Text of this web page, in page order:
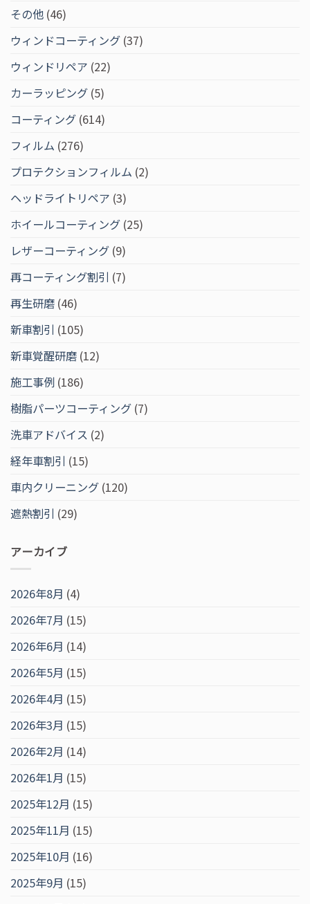
その他 (46)
ウィンドコーティング (37)
ウィンドリペア (22)
カーラッピング (5)
コーティング (614)
フィルム (276)
プロテクションフィルム (2)
ヘッドライトリペア (3)
ホイールコーティング (25)
レザーコーティング (9)
再コーティング割引 (7)
再生研磨 (46)
新車割引 (105)
新車覚醒研磨 (12)
施工事例 (186)
樹脂パーツコーティング (7)
洗車アドバイス (2)
経年車割引 (15)
車内クリーニング (120)
遮熱割引 (29)
アーカイブ
2026年8月 (4)
2026年7月 (15)
2026年6月 (14)
2026年5月 (15)
2026年4月 (15)
2026年3月 (15)
2026年2月 (14)
2026年1月 (15)
2025年12月 (15)
2025年11月 (15)
2025年10月 (16)
2025年9月 (15)